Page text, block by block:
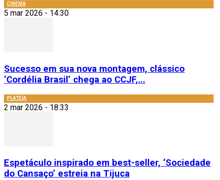
CINEMA
5 mar 2026 - 14:30
Sucesso em sua nova montagem, clássico
‘Cordélia Brasil’ chega ao CCJF,...
PLATEIA
2 mar 2026 - 18:33
Espetáculo inspirado em best-seller, ‘Sociedade
do Cansaço’ estreia na Tijuca